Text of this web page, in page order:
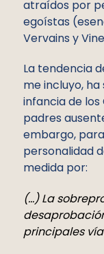
atraídos por
egoístas
Vervains y
La tendencia
me incluyo,
infancia de
padres
embargo,
personalidad
medida por:
(…) La
principales